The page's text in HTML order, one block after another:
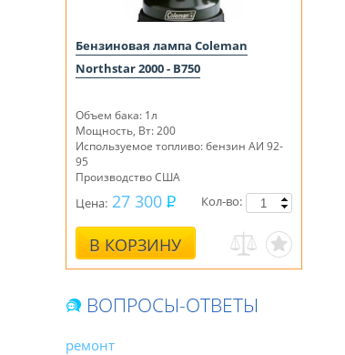
Бензиновая лампа Coleman
Northstar 2000 - B750
Объем бака: 1л
Мощность, Вт: 200
Используемое топливо: бензин АИ 92-
95
Производство США
Цена: 27 300
В КОРЗИНУ
Кол-во:
ВОПРОСЫ-ОТВЕТЫ
ремонт